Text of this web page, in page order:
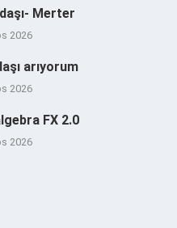
Merter
2026
arıyorum
2026
FX 2.0
2026